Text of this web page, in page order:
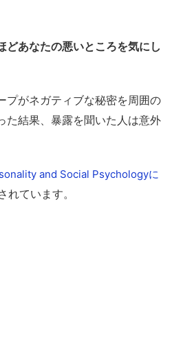
どあなたの悪いところを気にし
プがネガティブな秘密を周囲の
た結果、暴露を聞いた人は意外
and Social Psychologyに
れています。